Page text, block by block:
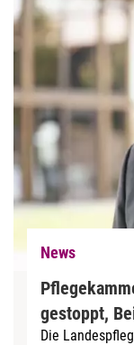
News
gestoppt,
Die